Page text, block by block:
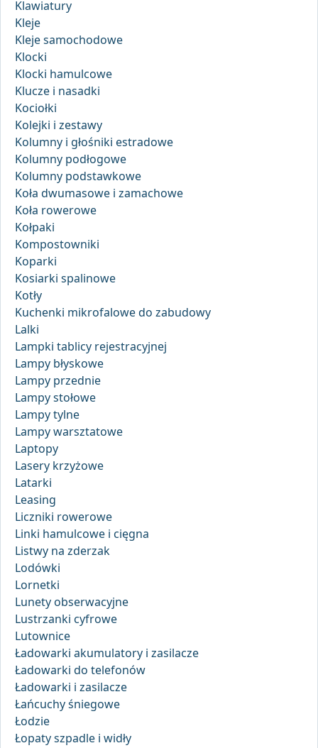
Klawiatury
Kleje
Kleje samochodowe
Klocki
Klocki hamulcowe
Klucze i nasadki
Kociołki
Kolejki i zestawy
Kolumny i głośniki estradowe
Kolumny podłogowe
Kolumny podstawkowe
Koła dwumasowe i zamachowe
Koła rowerowe
Kołpaki
Kompostowniki
Koparki
Kosiarki spalinowe
Kotły
Kuchenki mikrofalowe do zabudowy
Lalki
Lampki tablicy rejestracyjnej
Lampy błyskowe
Lampy przednie
Lampy stołowe
Lampy tylne
Lampy warsztatowe
Laptopy
Lasery krzyżowe
Latarki
Leasing
Liczniki rowerowe
Linki hamulcowe i cięgna
Listwy na zderzak
Lodówki
Lornetki
Lunety obserwacyjne
Lustrzanki cyfrowe
Lutownice
Ładowarki akumulatory i zasilacze
Ładowarki do telefonów
Ładowarki i zasilacze
Łańcuchy śniegowe
Łodzie
Łopaty szpadle i widły